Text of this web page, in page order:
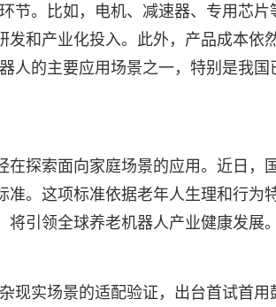
节。比如，电机、减速器、专用芯
和产业化投入。此外，产品成本依
人的主要应用场景之一，特别是我
在探索面向家庭场景的应用。近日，
。这项标准依据老年人生理和行为
引领全球养老机器人产业健康发展。
现实场景的适配验证，出台首试首